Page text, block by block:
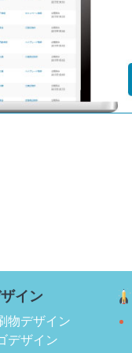
イン
物デザイン
デザイン